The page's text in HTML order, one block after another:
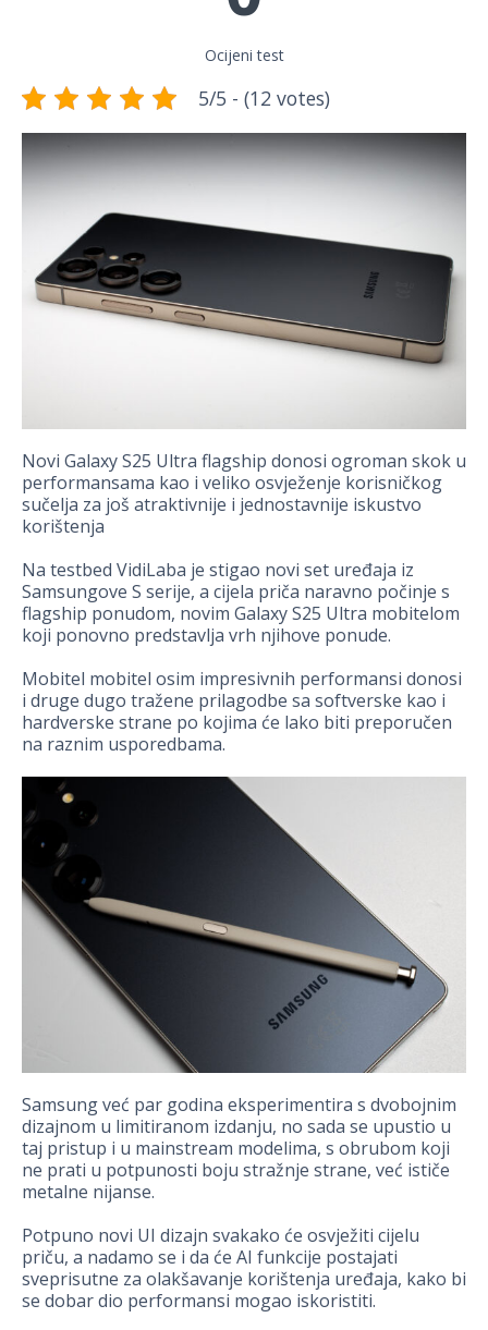
Ocijeni test
5/5 - (12 votes)
Novi Galaxy S25 Ultra flagship donosi ogroman skok u
performansama kao i veliko osvježenje korisničkog
sučelja za još atraktivnije i jednostavnije iskustvo
korištenja
Na testbed VidiLaba je stigao novi set uređaja iz
Samsungove S serije, a cijela priča naravno počinje s
flagship ponudom, novim Galaxy S25 Ultra mobitelom
koji ponovno predstavlja vrh njihove ponude.
Mobitel mobitel osim impresivnih performansi donosi
i druge dugo tražene prilagodbe sa softverske kao i
hardverske strane po kojima će lako biti preporučen
na raznim usporedbama.
Samsung već par godina eksperimentira s dvobojnim
dizajnom u limitiranom izdanju, no sada se upustio u
taj pristup i u mainstream modelima, s obrubom koji
ne prati u potpunosti boju stražnje strane, već ističe
metalne nijanse.
Potpuno novi UI dizajn svakako će osvježiti cijelu
priču, a nadamo se i da će AI funkcije postajati
sveprisutne za olakšavanje korištenja uređaja, kako bi
se dobar dio performansi mogao iskoristiti.